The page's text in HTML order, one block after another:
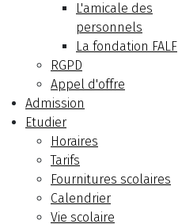
L'amicale des
personnels
La fondation FALF
RGPD
Appel d'offre
Admission
Etudier
Horaires
Tarifs
Fournitures scolaires
Calendrier
Vie scolaire